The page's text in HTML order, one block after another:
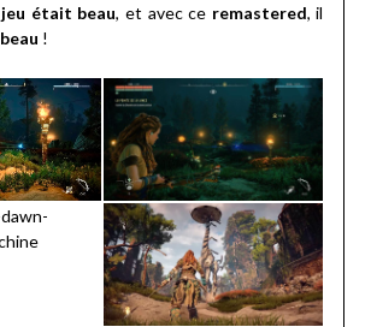
jeu était beau, et avec ce remastered, il
beau !